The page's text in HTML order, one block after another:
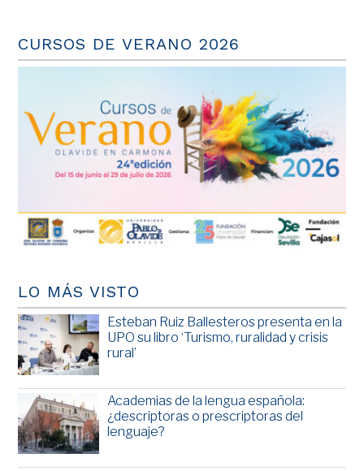
CURSOS DE VERANO 2026
LO MÁS VISTO
Esteban Ruiz Ballesteros presenta en la
UPO su libro ‘Turismo, ruralidad y crisis
rural’
Academias de la lengua española:
¿descriptoras o prescriptoras del
lenguaje?